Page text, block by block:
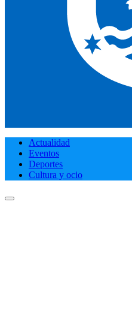
Actualidad
Eventos
Deportes
Cultura y ocio